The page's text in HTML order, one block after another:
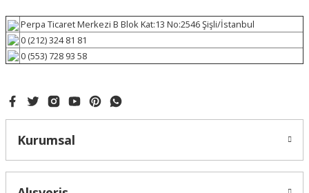
Perpa Ticaret Merkezi B Blok Kat:13 No:2546 Şişli/İstanbul
0 (212) 324 81 81
0 (553) 728 93 58
Kurumsal